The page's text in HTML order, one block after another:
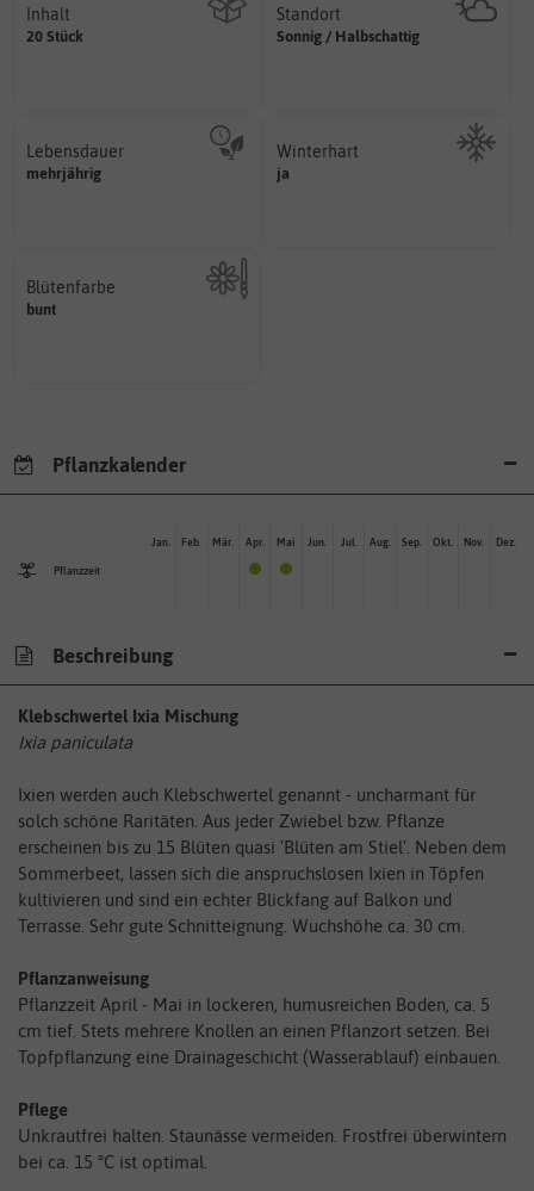
Inhalt
20 StückWie viel ist enthalten
Standort
Sonnig / Halbschattig
Pflanze? (schattig, halbschattig,
sonnig, vollsonnig)
Winterhart
ja
Probleme überwintern können.
Lebensdauer
mehrjährig
einjährig, zweijährig oder
mehrjährig.
Blütenfarbe
bunt
Kann auch mehrfarbig sein.
Pflanzkalender
Pflanzzeit
Jan. Feb. Mär. Apr. Mai Jun. Jul. Aug. Sep. Okt. Nov. Dez.
Beschreibung
Klebschwertel Ixia Mischung
Ixia paniculata
Ixien werden auch Klebschwertel genannt - uncharmant für
solch schöne Raritäten. Aus jeder Zwiebel bzw. Pflanze
erscheinen bis zu 15 Blüten quasi 'Blüten am Stiel'. Neben dem
Sommerbeet, lassen sich die anspruchslosen Ixien in Töpfen
kultivieren und sind ein echter Blickfang auf Balkon und
Terrasse. Sehr gute Schnitteignung. Wuchshöhe ca. 30 cm.
Pflanzanweisung
Pflanzzeit April - Mai in lockeren, humusreichen Boden, ca. 5
cm tief. Stets mehrere Knollen an einen Pflanzort setzen. Bei
Topfpflanzung eine Drainageschicht (Wasserablauf) einbauen.
Pflege
Unkrautfrei halten. Staunässe vermeiden. Frostfrei überwintern
bei ca. 15 °C ist optimal.